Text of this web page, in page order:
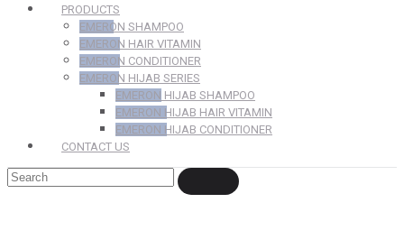
PRODUCTS
EMERON SHAMPOO
EMERON HAIR VITAMIN
EMERON CONDITIONER
EMERON HIJAB SERIES
EMERON HIJAB SHAMPOO
EMERON HIJAB HAIR VITAMIN
EMERON HIJAB CONDITIONER
CONTACT US